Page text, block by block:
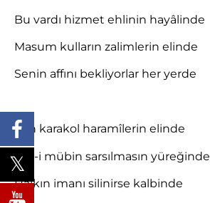
Bu vardı hizmet ehlinin hayâlinde
Masum kulların zalimlerin elinde
Senin affını bekliyorlar her yerde
Son karakol haramîlerin elinde
Din-i mübin sarsılmasın yüreğinde
Halkın imanı silinirse kalbinde